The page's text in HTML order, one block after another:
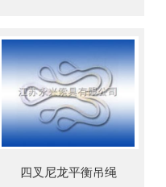
四叉尼龙平衡吊绳